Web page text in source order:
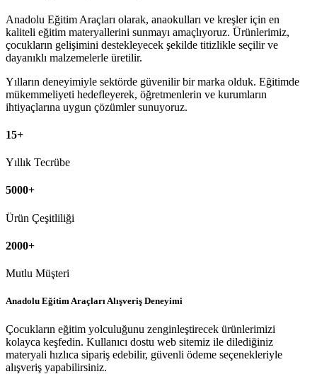
Anadolu Eğitim Araçları olarak, anaokulları ve kreşler için en
kaliteli eğitim materyallerini sunmayı amaçlıyoruz. Ürünlerimiz,
çocukların gelişimini destekleyecek şekilde titizlikle seçilir ve
dayanıklı malzemelerle üretilir.
Yılların deneyimiyle sektörde güvenilir bir marka olduk. Eğitimde
mükemmeliyeti hedefleyerek, öğretmenlerin ve kurumların
ihtiyaçlarına uygun çözümler sunuyoruz.
15+
Yıllık Tecrübe
5000+
Ürün Çeşitliliği
2000+
Mutlu Müşteri
Anadolu Eğitim Araçları Alışveriş Deneyimi
Çocukların eğitim yolculuğunu zenginleştirecek ürünlerimizi
kolayca keşfedin. Kullanıcı dostu web sitemiz ile dilediğiniz
materyali hızlıca sipariş edebilir, güvenli ödeme seçenekleriyle
alışveriş yapabilirsiniz.